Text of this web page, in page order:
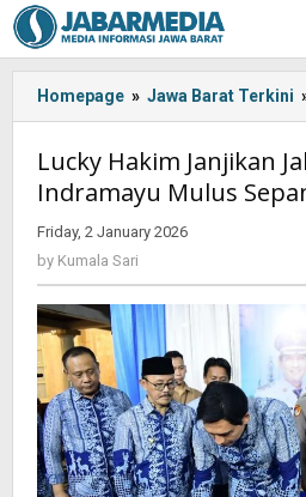
Skip
to
content
Homepage » Jawa Barat Terkini
Lucky Hakim Janjikan
Indramayu Mulus
Friday, 2 January 2026
by Kumala Sari